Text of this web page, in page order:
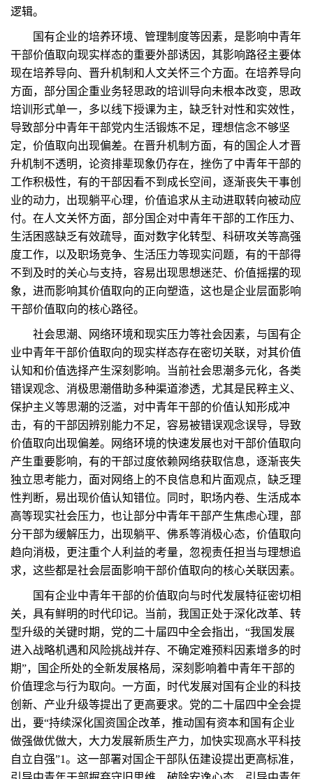
逻辑。
国有企业的培养环境、管理制度等因素，是影响中青年
干部价值取向现实样态的重要外部诱因，其影响路径主要体
现在培养导向、晋升机制和人文关怀三个方面。在培养导向
方面，部分国企重业务轻思政的培训导向未根本改变，思政
培训形式单一，多以线下授课为主，缺乏针对性和实效性，
导致部分中青年干部党内生活锻炼不足，理想信念不够坚
定，价值取向出现偏差。在晋升机制方面，有的国企人才晋
升机制不透明，论资排辈现象仍存在，挫伤了中青年干部的
工作积极性，有的干部因看不到成长空间，逐渐丧失干事创
业的动力，出现躺平心理，价值追求从主动进取转向被动应
付。在人文关怀方面，部分国企对中青年干部的工作压力、
生活困惑缺乏有效疏导，面对数字化转型、科研攻关等高强
度工作，以及职场竞争、生活压力等现实问题，有的干部得
不到及时的关心与支持，容易出现思想迷茫、价值摇摆的现
象，进而影响其价值取向的正向塑造，这也是企业层面影响
干部价值取向的核心路径。
社会思潮、网络环境和现实压力等社会因素，与国有企
业中青年干部价值取向的现实样态存在密切关联，对其价值
认知和价值选择产生深刻影响。当前社会思潮多元化，各类
错误观念、消极思潮借助多种渠道渗透，尤其是民粹主义、
保护主义等思潮的泛滥，对中青年干部的价值认知形成冲
击，有的干部因辨别能力不足，容易被错误观念误导，导致
价值取向出现偏差。网络环境的快速发展也对干部价值取向
产生重要影响，有的干部过度依赖网络获取信息，逐渐丧失
独立思考能力，面对网络上的不良信息和片面观点，缺乏理
性判断，易出现价值认知错位。同时，职场内卷、生活成本
高等现实社会压力，也让部分中青年干部产生焦虑心理，部
分干部为缓解压力，出现躺平、佛系等消极心态，价值取向
趋向消极，更注重个人利益的考量，忽视责任担当与理想追
求，这些都是社会层面影响干部价值取向的核心关联因素。
国有企业中青年干部的价值取向与时代发展特征密切相
关，具有鲜明的时代印记。当前，我国正处于深化改革、转
型升级的关键时期，党的二十届四中全会指出，“我国发展
进入战略机遇和风险挑战并存、不确定难预料因素增多的时
期”，国企所处的全新发展格局，深刻影响着中青年干部的
价值理念与行为取向。一方面，时代发展对国有企业的科技
创新、产业升级等提出了更高要求。党的二十届四中全会提
出，要“持续深化国资国企改革，推动国有资本和国有企业
做强做优做大，大力发展新质生产力，加快实现高水平科技
自立自强”1。这一部署对国企干部队伍建设提出更高标准，